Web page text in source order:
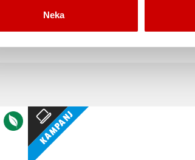
NekaKnivblad 9 och 18 mm, 10-pack
Kampanj